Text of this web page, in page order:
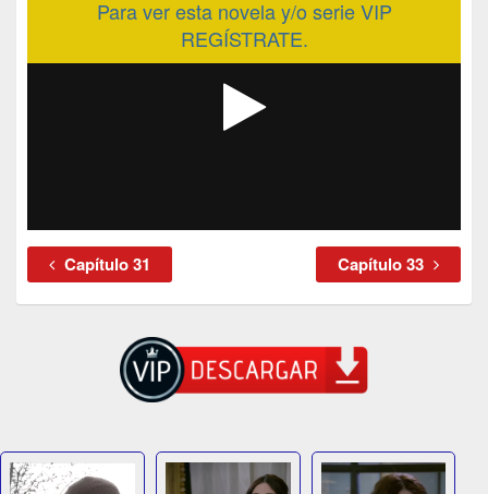
Para ver esta novela y/o serie VIP
REGÍSTRATE.
Capítulo 31 Capítulo 33